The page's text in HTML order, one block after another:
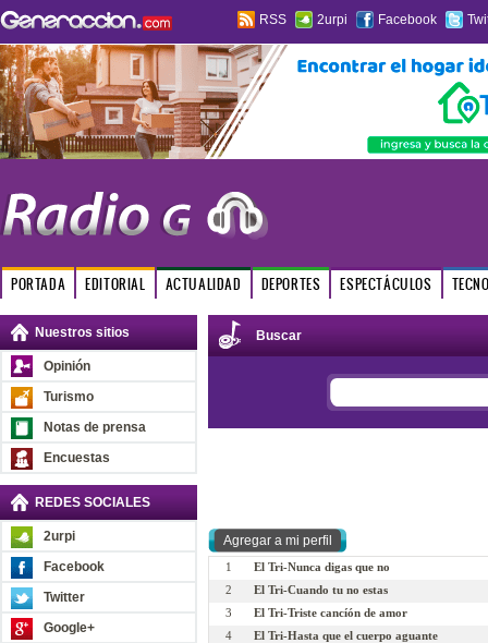
RSS 2urpi Facebook
PORTADA EDITORIAL ACTUALIDAD DEPORTES ESPECTÁCULOS
Nuestros sitios
Opinión
Turismo
Notas de prensa
Encuestas
REDES SOCIALES
2urpi
Facebook
Twitter
Google+
Buscar
1
El Tri-Nunca digas que no
2
El Tri-Cuando tu no estas
3
El Tri-Triste cancíón de amor
4
El Tri-Hasta que el cuerpo aguante